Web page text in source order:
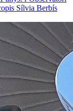
Sílvia Berbís